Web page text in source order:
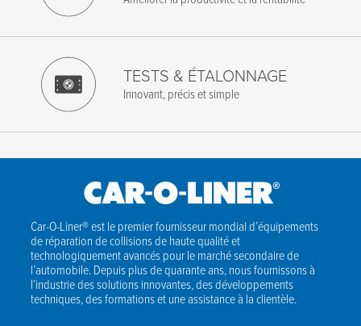
TESTS & ÉTALONNAGE
Innovant, précis et simple
Car-O-Liner® est le premier fournisseur mondial d’équipements
de réparation de collisions de haute qualité et
technologiquement avancés pour le marché secondaire de
l’automobile. Depuis plus de quarante ans, nous fournissons à
l’industrie des solutions innovantes, des développements
techniques, des formations et une assistance à la clientèle.